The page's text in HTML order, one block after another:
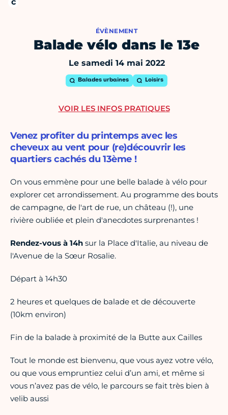
ÉVÈNEMENT
Balade vélo dans le 13e
Le samedi 14 mai 2022
Balades urbaines Loisirs
Venez profiter du printemps avec les
cheveux au vent pour (re)découvrir les
quartiers cachés du 13ème !
On vous emmène pour une belle balade à vélo pour
explorer cet arrondissement. Au programme des bouts
de campagne, de l'art de rue, un château (!), une
rivière oubliée et plein d'anecdotes surprenantes !
Rendez-vous à 14h sur la Place d'Italie, au niveau de
l'Avenue de la Sœur Rosalie.
Départ à 14h30
2 heures et quelques de balade et de découverte
(10km environ)
Fin de la balade à proximité de la Butte aux Cailles
Tout le monde est bienvenu, que vous ayez votre vélo,
ou que vous empruntiez celui d’un ami, et même si
vous n’avez pas de vélo, le parcours se fait très bien à
velib aussi
VOIR LES INFOS PRATIQUES